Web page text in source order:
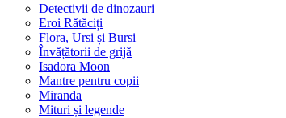
Detectivii de dinozauri
Eroi Rătăciți
Flora, Ursi și Bursi
Învățătorii de grijă
Isadora Moon
Mantre pentru copii
Miranda
Mituri și legende